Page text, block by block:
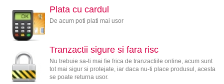
Plata cu cardul
De acum poti plati mai usor
Tranzactii sigure si fara risc
Nu trebuie sa-ti mai fie frica de tranzactiile online, acum sunt
tot mai sigur si protejate, iar daca nu-ti place produsul, acesta
se poate returna usor.